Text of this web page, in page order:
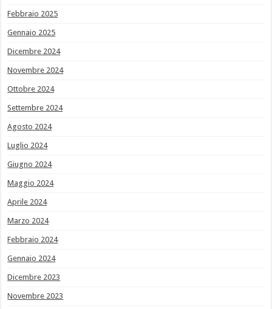
Febbraio 2025
Gennaio 2025
Dicembre 2024
Novembre 2024
Ottobre 2024
Settembre 2024
Agosto 2024
Luglio 2024
Giugno 2024
Maggio 2024
Aprile 2024
Marzo 2024
Febbraio 2024
Gennaio 2024
Dicembre 2023
Novembre 2023